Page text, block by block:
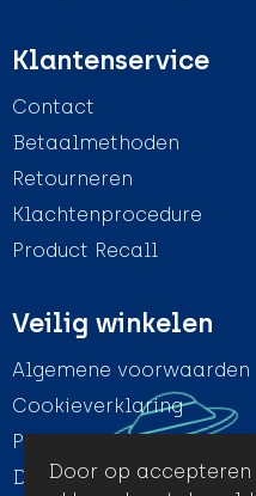
Klantenservice
Contact
Betaalmethoden
Retourneren
Klachtenprocedure
Product Recall
Veilig winkelen
Algemene voorwaarden
Cookieverklaring
Privacyverklaring
Disclaimer
Door op